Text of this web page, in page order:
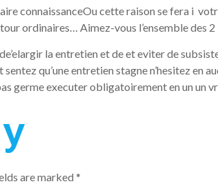
connaissanceOu cette raison se fera i
ordinaires… Aimez-vous l’ensemble des
la entretien et de et eviter de
qu’une entretien stagne n’hesitez en
germe executer obligatoirement en un un
are marked *